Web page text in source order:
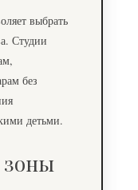
выбрать
Студии
без
детьми.